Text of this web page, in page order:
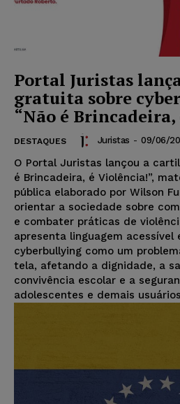
Portal Juristas
gratuita sobre
“Não é
DESTAQUES Juristas - 09/06/
O Portal Juristas lançou a
é Brincadeira, é Violência!”,
pública elaborado por Wilson
orientar a sociedade sobre
e combater práticas de
apresenta linguagem acessível
cyberbullying como um
tela, afetando a dignidade, a
convivência escolar e a
adolescentes e demais